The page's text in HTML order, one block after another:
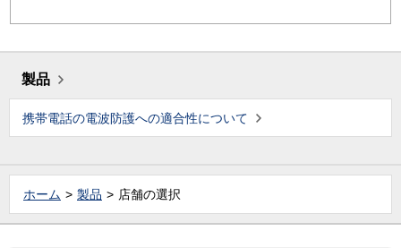
製品
携帯電話の電波防護への適合性について
ホーム 製品 店舗の選択